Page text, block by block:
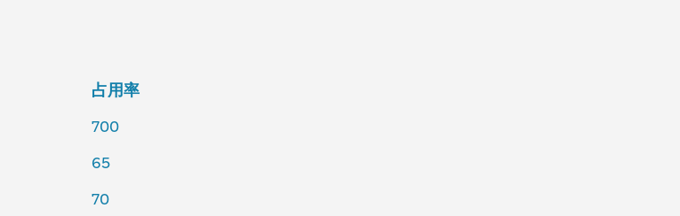
占用率
700
65
70